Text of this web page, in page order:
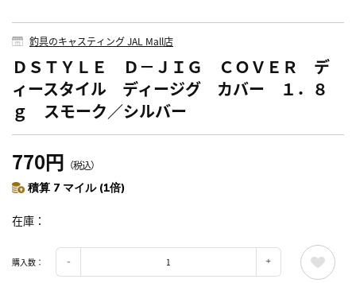
釣具のキャスティング JAL Mall店
ＤＳＴＹＬＥ Ｄ－ＪＩＧ ＣＯＶＥＲ デ
ィースタイル ディージグ カバー １．８
ｇ スモーク／シルバー
770円 （税込）
積算 7 マイル (1倍)
在庫
購入数：